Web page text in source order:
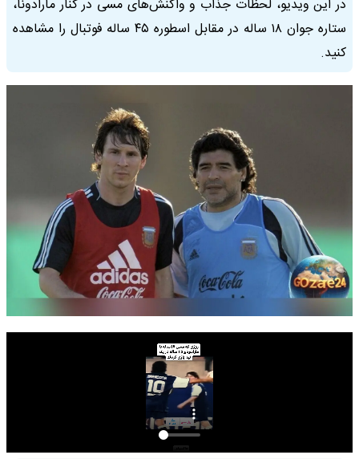
در این ویدیو، لحظات جذاب و واکنش‌های مسی در کنار مارادونا،
ستاره جوان ۱۸ ساله در مقابل اسطوره ۴۵ ساله فوتبال را مشاهده
کنید.